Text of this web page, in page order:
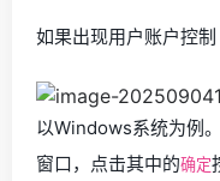
如果出现用户账户控
以Windows系统为例
窗口，点击其中的确定